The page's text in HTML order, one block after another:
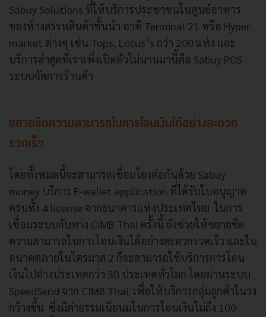
Sabuy Solutions ที่ให้บริการประชาชนในศูนย์อาหาร
ของห้างสรรพสินค้าชั้นนำ อาทิ Terminal 21 หรือ Hyper
market ต่างๆ เช่น Tops, Lotus’s กว่า 200 แห่ง และ
บริการล่าสุดที่เราเพิ่งเปิดตัวไม่นานมานี้คือ Sabuy POS
ระบบจัดการร้านค้า
ขยายขีดความสามารถในการโอนเงินได้อย่างสะดวก
รวดเร็ว
โดยทั้งหมดนี้จะสามารถเชื่อมโยงต่อกันด้วย Sabuy
money บริการ E-wallet application ที่ได้รับใบอนุญาต
ครบทั้ง 4 license จากธนาคารแห่งประเทศไทย ในการ
เชื่อมระบบกับทาง CIMB Thai ครั้งนี้ ยังช่วยให้ขยายขีด
ความสามารถในการโอนเงินได้อย่างสะดวกรวดเร็ว และใน
อนาคตภายในไตรมาส 2 ก็จะสามารถใช้บริการการโอน
เงินไปต่างประเทศกว่า 30 ประเทศทั่วโลก โดยผ่านระบบ
SpeedSend จาก CIMB Thai เพื่อให้บริการกลุ่มลูกค้าในวง
กว้างขึ้น ซึ่งมีค่าธรรมเนียนมในการโอนเงินไม่ถึง 100